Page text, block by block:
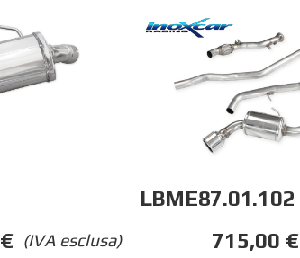
(IVA esclusa)
€
LBME87.01.102
715,00 €